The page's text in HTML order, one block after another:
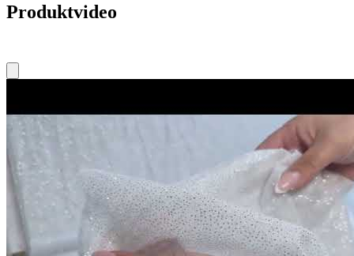
Produktvideo